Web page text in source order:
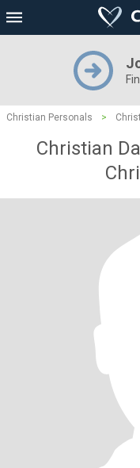
Christian Personals >
Christian